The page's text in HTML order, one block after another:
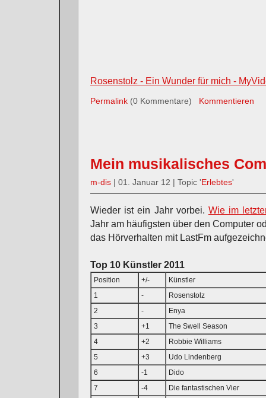
Rosenstolz - Ein Wunder für mich -
Permalink (0 Kommentare) Kommentieren
Mein musikalisches
m-dis | 01. Januar 12 | Topic ' Erlebtes'
Wieder ist ein Jahr vorbei. Wie im
Jahr am häufigsten über den Computer
das Hörverhalten mit LastFm
Top 10 Künstler 2011
Position +/-
Künstler
1
-
Rosenstolz
2
-
Enya
3
+1
The Swell Season
4
+2
Robbie Williams
5
+3
Udo Lindenberg
6
-1
Dido
7
-4
Die fantastischen Vier